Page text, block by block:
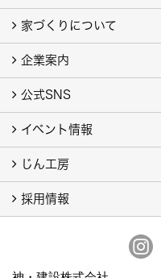
フォトギャラリー
現場レポート
施工ストーリー
家づくりについて
神建設の家づくり
家づくりの流れ
企業案内
会社概要
ごあいさつ
SDGs
スタッフ紹介
ブログ
公式SNS
インスタグラム
Pinterest
LINE公式アカウント
イベント情報
イベント予告
イベント報告
じん工房
じん工房について
オーダー商品の施工例
採用情報